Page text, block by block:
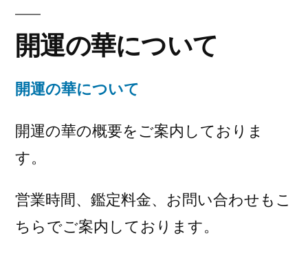
開運の華について
開運の華について
開運の華の概要をご案内しておりま
す。
営業時間、鑑定料金、お問い合わせもこ
ちらでご案内しております。